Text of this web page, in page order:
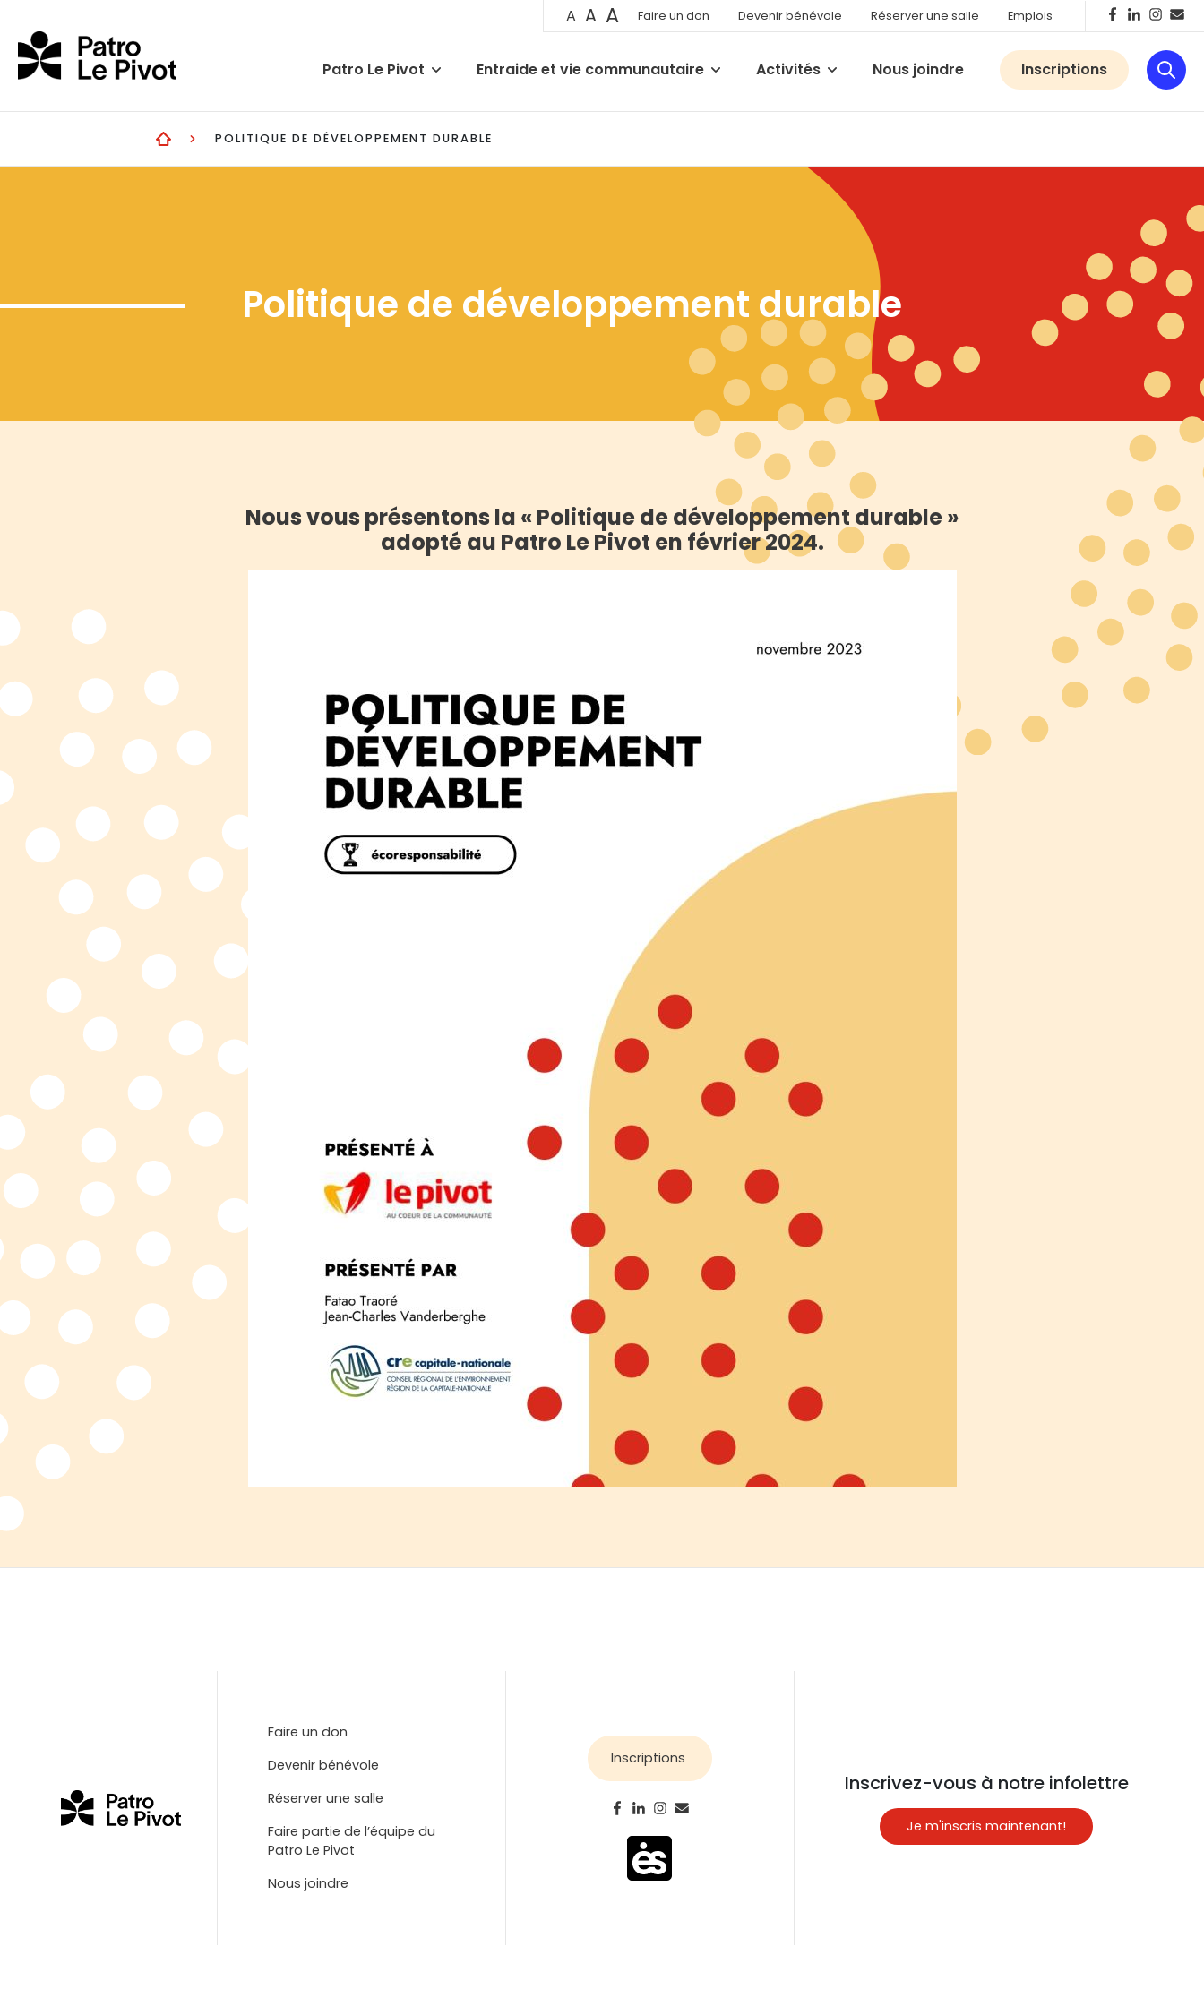
A A A Faire un don Devenir bénévole Réserver une salle Emplois
Patro Le Pivot Entraide et vie communautaire Activités Nous joindre Inscriptions
POLITIQUE DE DÉVELOPPEMENT DURABLE
Politique de développement durable
Nous vous présentons la « Politique de développement durable »
adopté au Patro Le Pivot en février 2024.
Faire un don
Devenir bénévole
Réserver une salle
Faire partie de l’équipe du
Patro Le Pivot
Nous joindre
Inscriptions
Inscrivez-vous à notre infolettre
Je m'inscris maintenant!